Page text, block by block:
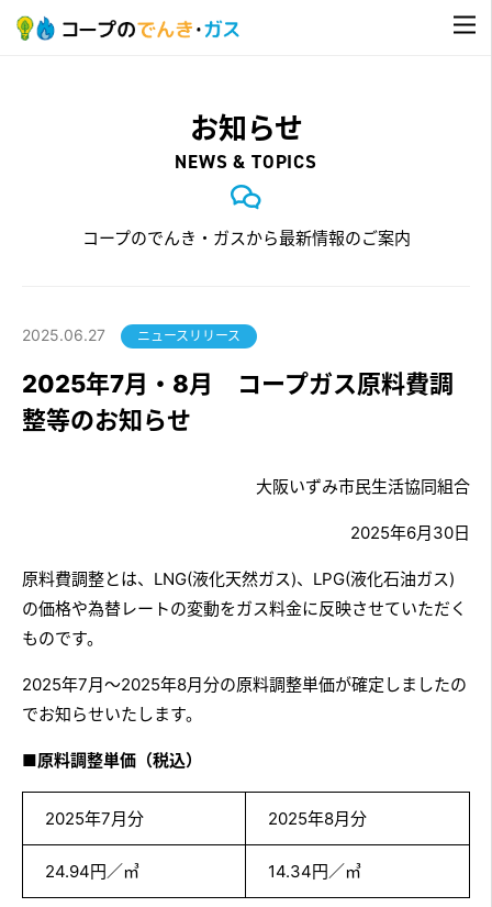
お知らせ
NEWS & TOPICS
コープのでんき・ガスから最新情報のご案内
2025.06.27 ニュースリリース
2025年7月・8月 コープガス原料費調
整等のお知らせ
大阪いずみ市民生活協同組合
2025年6月30日
原料費調整とは、LNG(液化天然ガス)、LPG(液化石油ガス)
の価格や為替レートの変動をガス料金に反映させていただく
ものです。
2025年7月～2025年8月分の原料調整単価が確定しましたの
でお知らせいたします。
■原料調整単価（税込）
2025年7月分 2025年8月分
24.94円／㎥ 14.34円／㎥